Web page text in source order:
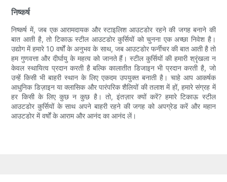
निष्कर्ष
निष्कर्ष में, जब एक आरामदायक और स्टाइलिश आउटडोर रहने की जगह बनाने की
बात आती है, तो टिकाऊ स्टील आउटडोर कुर्सियों को चुनना एक अच्छा निवेश है।
उद्योग में हमारे 10 वर्षों के अनुभव के साथ, जब आउटडोर फर्नीचर की बात आती है तो
हम गुणवत्ता और दीर्घायु के महत्व को जानते हैं। स्टील कुर्सियों की हमारी श्रृंखला न
केवल स्थायित्व प्रदान करती है बल्कि कालातीत डिजाइन भी प्रदान करती है, जो
उन्हें किसी भी बाहरी स्थान के लिए एकदम उपयुक्त बनाती है। चाहे आप आकर्षक
आधुनिक डिज़ाइन या क्लासिक और पारंपरिक शैलियों की तलाश में हों, हमारे संग्रह में
हर किसी के लिए कुछ न कुछ है। तो, इंतज़ार क्यों करें? हमारे टिकाऊ स्टील
आउटडोर कुर्सियों के साथ अपने बाहरी रहने की जगह को अपग्रेड करें और महान
आउटडोर में वर्षों के आराम और आनंद का आनंद लें।